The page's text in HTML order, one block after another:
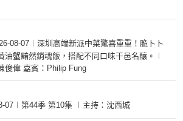
08-07︱深圳高端新派中菜驚喜重重！脆卜卜
蟹黯然銷魂飯，搭配不同口味干邑名釀。︱
俊偉 嘉賓：Philip Fung
07︱第44季 第10集 ︱主持：沈西城